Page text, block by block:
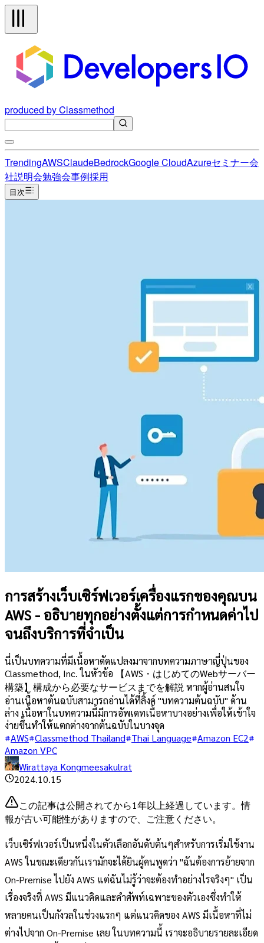
produced by Classmethod
TrendingAWSClaudeBedrockGoogle CloudAzureセミナー会
社説明会勉強会事例採用
目次
การสร้างเว็บเซิร์ฟเวอร์เครื่องแรกของคุณบน
AWS - อธิบายทุกอย่างตั้งแต่การกำหนดค่าไป
จนถึงบริการที่จำเป็น
นี่เป็นบทความที่มีเนื้อหาดัดแปลงมาจากบทความภาษาญี่ปุ่นของ
Classmethod, Inc. ในหัวข้อ 【AWS・はじめてのWebサーバー
構築】構成から必要なサービスまでを解説 หากผู้อ่านสนใจ
อ่านเนื้อหาต้นฉบับสามารถอ่านได้ที่ลิ้งค์ "บทความต้นฉบับ" ด้าน
ล่าง เนื้อหาในบทความนี้มีการอัพเดทเนื้อหาบางอย่างเพื่อให้เข้าใจ
ง่ายขึ้นทำให้แตกต่างจากต้นฉบับในบางจุด
AWS Classmethod Thailand Thai Language Amazon EC2
Amazon VPC
Wirattaya Kongmeesakulrat
2024.10.15
この記事は公開されてから1年以上経過しています。情
報が古い可能性がありますので、ご注意ください。
เว็บเซิร์ฟเวอร์เป็นหนึ่งในตัวเลือกอันดับต้นๆสำหรับการเริ่มใช้งาน
AWS ในขณะเดียวกันเรามักจะได้ยินผู้คนพูดว่า "ฉันต้องการย้ายจาก
On-Premise ไปยัง AWS แต่ฉันไม่รู้ว่าจะต้องทำอย่างไรจริงๆ" เป็น
เรื่องจริงที่ AWS มีแนวคิดและคำศัพท์เฉพาะของตัวเองซึ่งทำให้
หลายคนเป็นกังวลในช่วงแรกๆ แต่แนวคิดของ AWS มีเนื้อหาที่ไม่
ต่างไปจาก On-Premise เลย ในบทความนี้ เราจะอธิบายรายละเอียด